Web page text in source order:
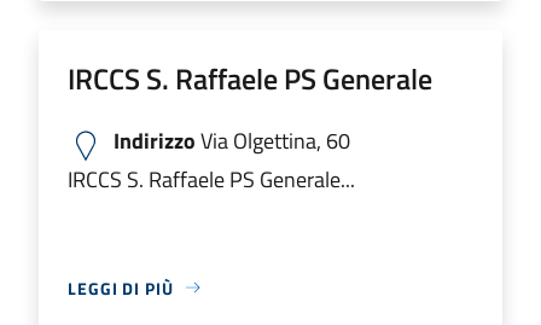
IRCCS S. Raffaele PS Generale
IndirizzoVia Olgettina, 60
IRCCS S. Raffaele PS Generale...
LEGGI DI PIÙ